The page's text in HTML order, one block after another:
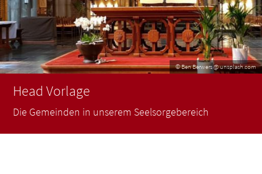
@ unsplash.com © Ben
Head Vorlage
Dabei sein, Mitreden & Mitgestalten